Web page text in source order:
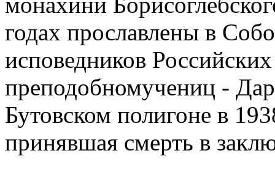
годах прославлены в
исповедников Российских
преподобномучениц -
Бутовском полигоне в
принявшая смерть в